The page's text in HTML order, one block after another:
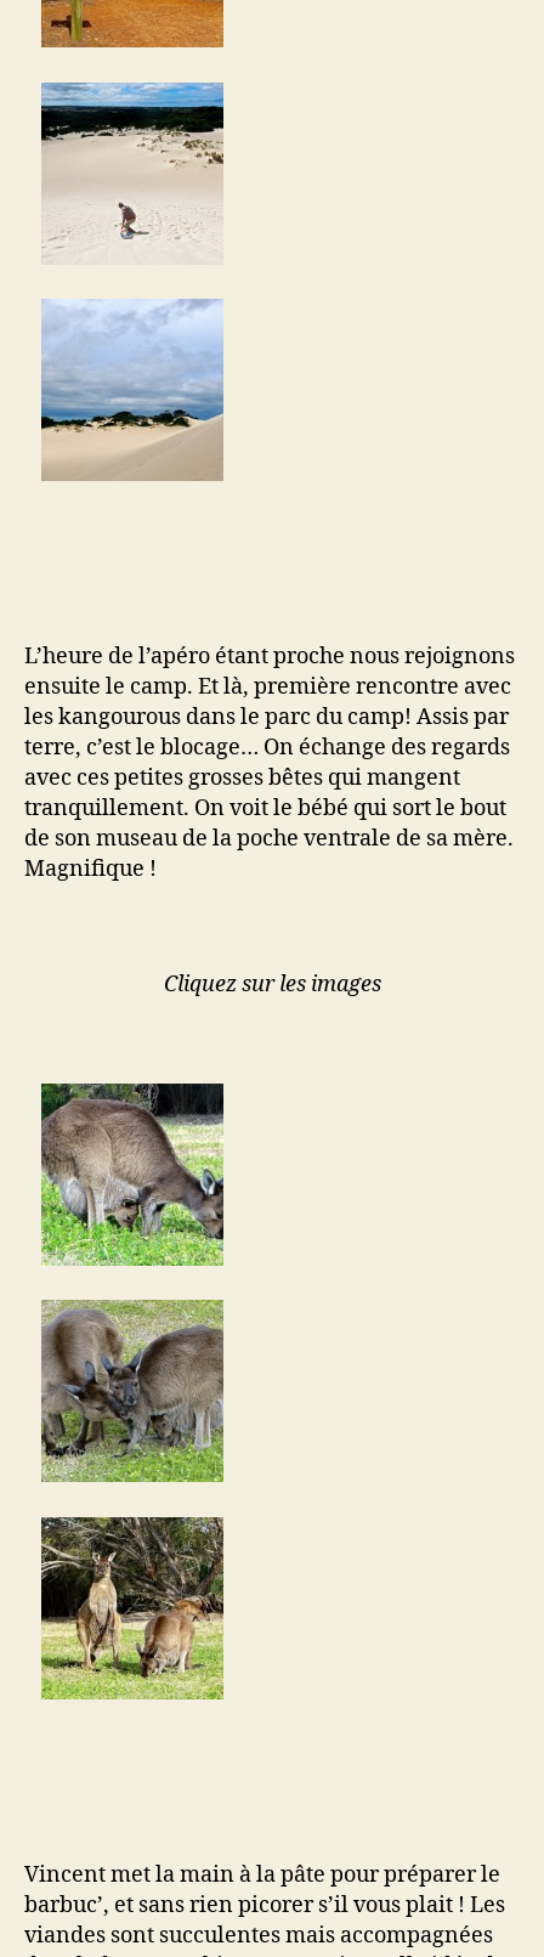
L’heure de l’apéro étant proche nous rejoignons
ensuite le camp. Et là, première rencontre avec
les kangourous dans le parc du camp! Assis par
terre, c’est le blocage… On échange des regards
avec ces petites grosses bêtes qui mangent
tranquillement. On voit le bébé qui sort le bout
de son museau de la poche ventrale de sa mère.
Magnifique !
Cliquez sur les images
Vincent met la main à la pâte pour préparer le
barbuc’, et sans rien picorer s’il vous plait ! Les
viandes sont succulentes mais accompagnées